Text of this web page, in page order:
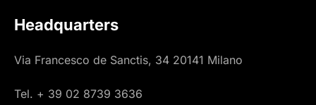
Headquarters
Via Francesco de Sanctis, 34 20141 Milano
Tel. + 39 02 8739 3636